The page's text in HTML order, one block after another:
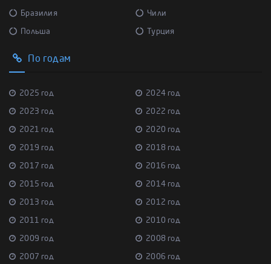
Бразилия Чили
Польша Турция
По годам
2025 год 2024 год
2023 год 2022 год
2021 год 2020 год
2019 год 2018 год
2017 год 2016 год
2015 год 2014 год
2013 год 2012 год
2011 год 2010 год
2009 год 2008 год
2007 год 2006 год